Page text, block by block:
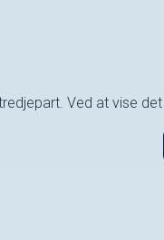
Ved at vise